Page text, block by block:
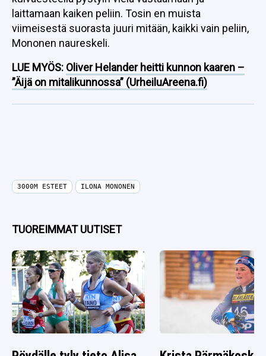
laittamaan kaiken peliin. Tosin en muista
viimeisestä suorasta juuri mitään, kaikki vain peliin,
Mononen naureskeli.
LUE MYÖS: Oliver Helander heitti kunnon kaaren –
”Äijä on mitalikunnossa” (UrheiluAreena.fi)
3000M ESTEET ILONA MONONEN
TUOREIMMAT UUTISET